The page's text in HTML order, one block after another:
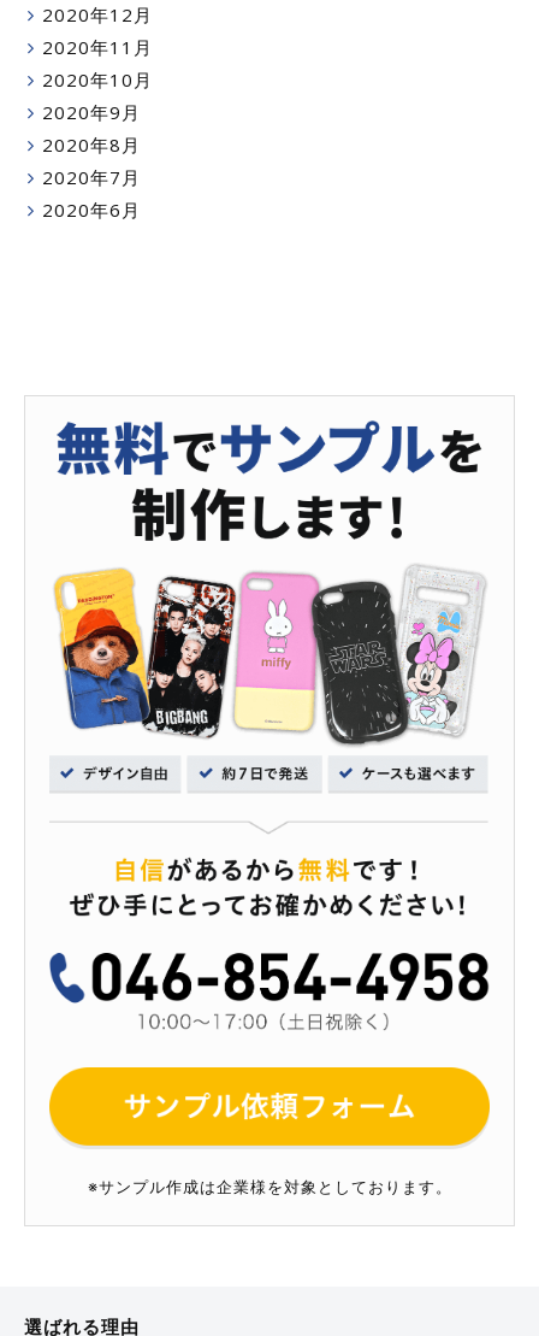
2020年12月
2020年11月
2020年10月
2020年9月
2020年8月
2020年7月
2020年6月
※サンプル作成は企業様を対象としております。
選ばれる理由